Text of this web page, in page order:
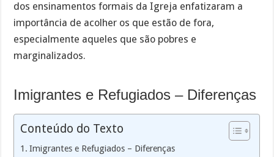
dos ensinamentos formais da Igreja enfatizaram a
importância de acolher os que estão de fora,
especialmente aqueles que são pobres e
marginalizados.
Imigrantes e Refugiados – Diferenças
Conteúdo do Texto
Imigrantes e Refugiados – Diferenças